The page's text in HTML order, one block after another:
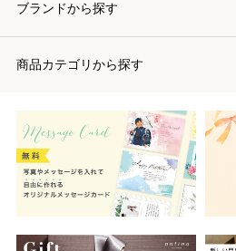
ブランドから探す
商品カテゴリから探す